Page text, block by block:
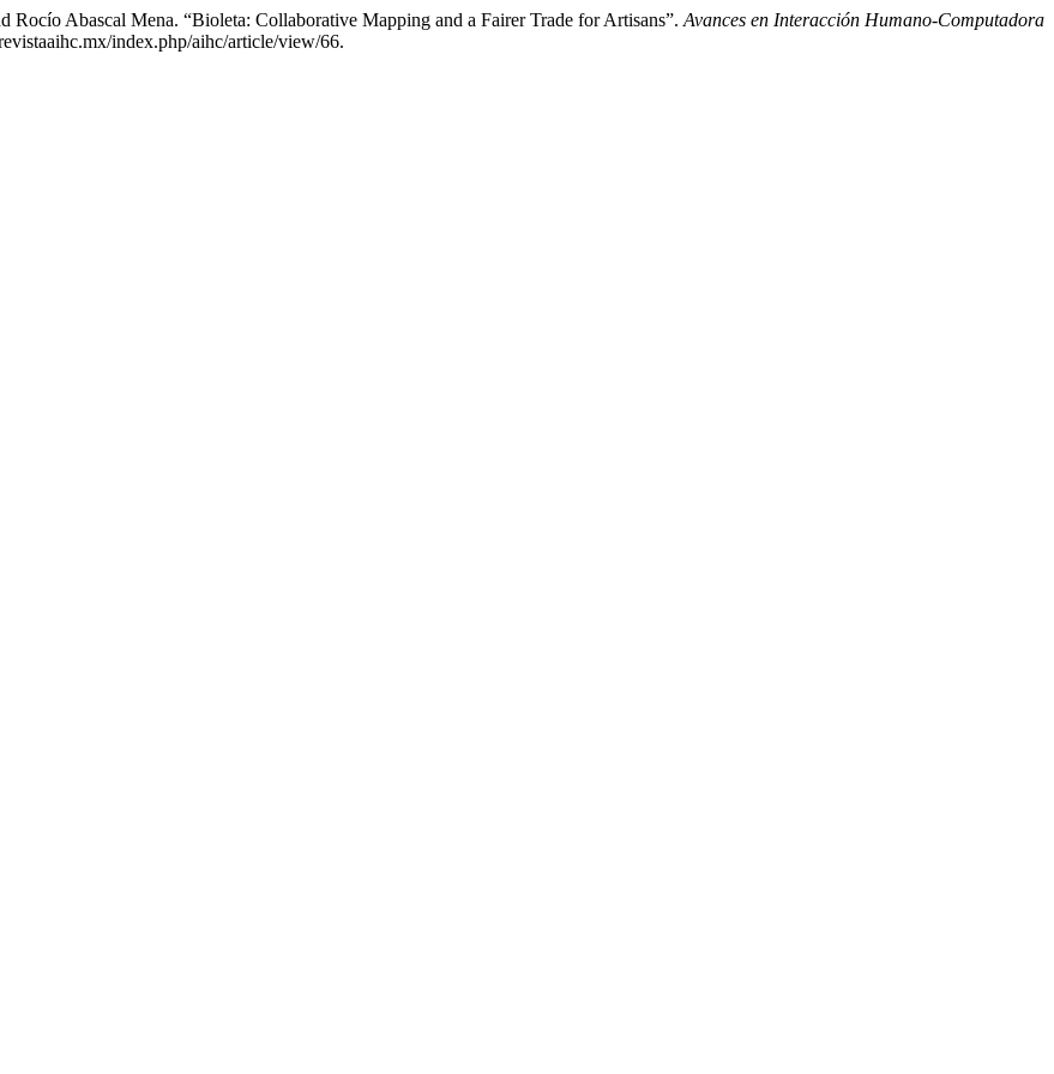
Abascal Mena. “Bioleta: Collaborative Mapping and a Fairer Trade for Artisans”. Avances en Interacción Humano-Computadora
index.php/aihc/article/view/66.